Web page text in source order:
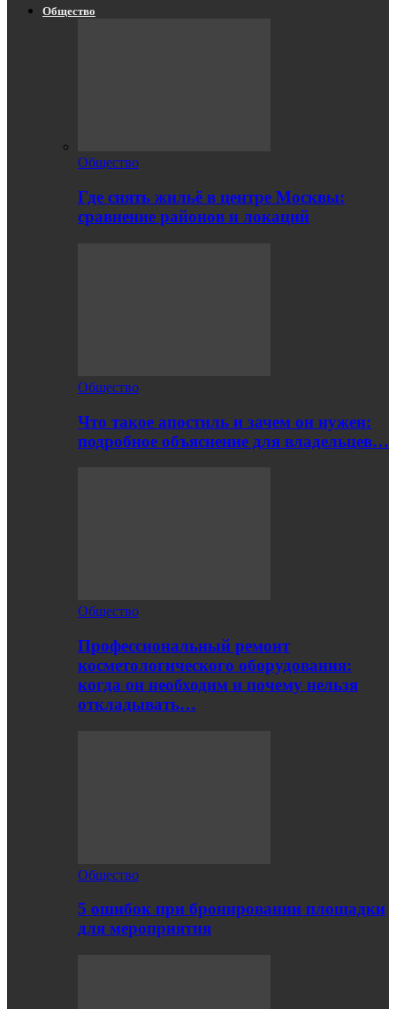
Общество
Общество
Где снять жильё в центре Москвы:
сравнение районов и локаций
Общество
Что такое апостиль и зачем он нужен:
подробное объяснение для владельцев…
Общество
Профессиональный ремонт
косметологического оборудования:
когда он необходим и почему нельзя
откладывать…
Общество
5 ошибок при бронировании площадки
для мероприятия